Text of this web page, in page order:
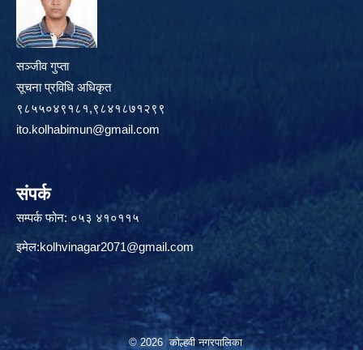
सञ्जीव गुप्ता
सूचना प्रविधि अधिकृत
९८५५०४९१८१,९८४१८७१२९९
ito.kolhabimun@gmail.com
संपर्क
सम्पर्क फोन: ०५३ ४१०११५
इमेल:kolhvinagar2071@gmail.com
© 2026 कोल्हवी नगरपालिका